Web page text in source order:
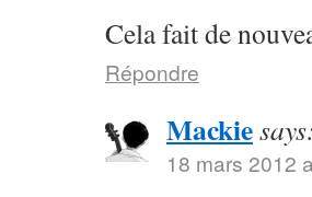
Cela fait de
Répondre
Mackie
18 mars 2012